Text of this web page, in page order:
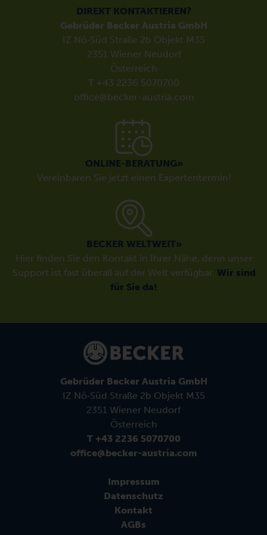
DIREKT KONTAKTIEREN?
Gebrüder Becker Austria GmbH
IZ Nö‑Süd Straße 2b Objekt M35
2351 Wiener Neudorf
Österreich
T +43 2236 5070700
office@becker-austria.com
ONLINE-BERATUNG»
Vereinbaren Sie jetzt einen Expertentermin!
BECKER WELTWEIT»
Hier finden Sie den Kontakt in Ihrer Nähe, denn unser
Support ist fast überall auf der Welt verfügbar. Wir sind
für Sie da!
Gebrüder Becker Austria GmbH
IZ Nö‑Süd Straße 2b Objekt M35
2351 Wiener Neudorf
Österreich
T +43 2236 5070700
office@becker-austria.com
Impressum
Datenschutz
Kontakt
AGBs